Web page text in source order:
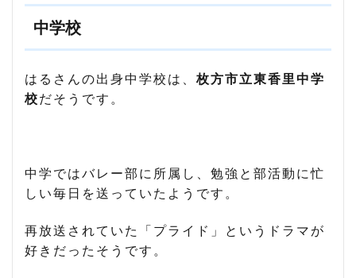
中学校
はるさんの出身中学校は、 枚方市立東香里中学
校だそうです。
中学ではバレー部に所属し、勉強と部活動に忙
しい毎日を送っていたようです。
再放送されていた「プライド」というドラマが
好きだったそうです。